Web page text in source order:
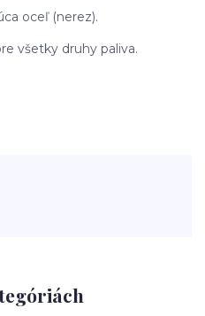
oceľ (nerez).
všetky druhy paliva.